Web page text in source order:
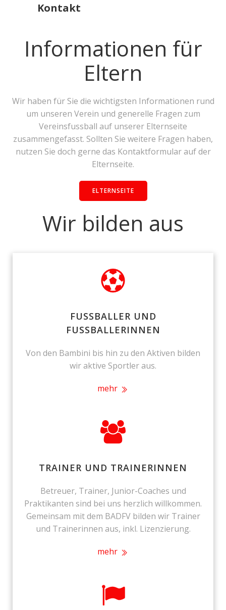
Kontakt
Informationen für
Eltern
Wir haben für Sie die wichtigsten Informationen rund
um unseren Verein und generelle Fragen zum
Vereinsfussball auf unserer Elternseite
zusammengefasst. Sollten Sie weitere Fragen haben,
nutzen Sie doch gerne das Kontaktformular auf der
Elternseite.
ELTERNSEITE
Wir bilden aus
FUSSBALLER UND
FUSSBALLERINNEN
Von den Bambini bis hin zu den Aktiven bilden
wir aktive Sportler aus.
mehr
TRAINER UND TRAINERINNEN
Betreuer, Trainer, Junior-Coaches und
Praktikanten sind bei uns herzlich willkommen.
Gemeinsam mit dem BADFV bilden wir Trainer
und Trainerinnen aus, inkl. Lizenzierung.
mehr